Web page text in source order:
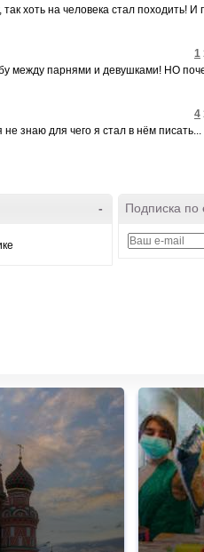
хоть на человека стал походить! И
1
между парнями и девушками! НО
4
знаю для чего я стал в нём писать...
- Подписка по